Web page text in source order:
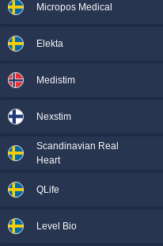
Micropos Medical
Elekta
Medistim
Nexstim
Scandinavian Real
Heart
QLife
Level Bio